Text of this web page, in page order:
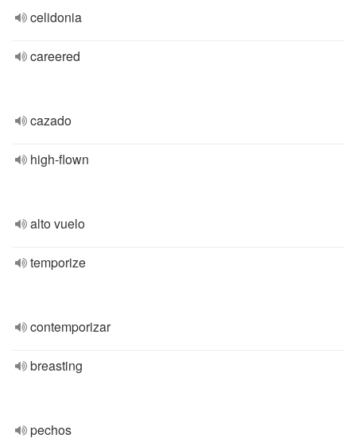
celidonia
careered
cazado
high-flown
alto vuelo
temporize
contemporizar
breasting
pechos